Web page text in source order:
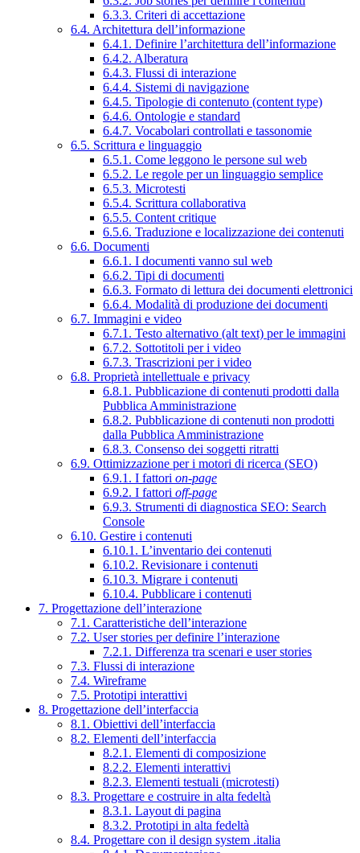
6.3.3. Criteri di accettazione
6.4. Architettura dell’informazione
6.4.1. Definire l’architettura dell’informazione
6.4.2. Alberatura
6.4.3. Flussi di interazione
6.4.4. Sistemi di navigazione
6.4.5. Tipologie di contenuto (content type)
6.4.6. Ontologie e standard
6.4.7. Vocabolari controllati e tassonomie
6.5. Scrittura e linguaggio
6.5.1. Come leggono le persone sul web
6.5.2. Le regole per un linguaggio semplice
6.5.3. Microtesti
6.5.4. Scrittura collaborativa
6.5.5. Content critique
6.5.6. Traduzione e localizzazione dei contenuti
6.6. Documenti
6.6.1. I documenti vanno sul web
6.6.2. Tipi di documenti
6.6.3. Formato di lettura dei documenti elettronici
6.6.4. Modalità di produzione dei documenti
6.7. Immagini e video
6.7.1. Testo alternativo (alt text) per le immagini
6.7.2. Sottotitoli per i video
6.7.3. Trascrizioni per i video
6.8. Proprietà intellettuale e privacy
6.8.1. Pubblicazione di contenuti prodotti dalla
Pubblica Amministrazione
6.8.2. Pubblicazione di contenuti non prodotti
dalla Pubblica Amministrazione
6.8.3. Consenso dei soggetti ritratti
6.9. Ottimizzazione per i motori di ricerca (SEO)
6.9.1. I fattori on-page
6.9.2. I fattori off-page
6.9.3. Strumenti di diagnostica SEO: Search
Console
6.10. Gestire i contenuti
6.10.1. L’inventario dei contenuti
6.10.2. Revisionare i contenuti
6.10.3. Migrare i contenuti
6.10.4. Pubblicare i contenuti
7. Progettazione dell’interazione
7.1. Caratteristiche dell’interazione
7.2. User stories per definire l’interazione
7.2.1. Differenza tra scenari e user stories
7.3. Flussi di interazione
7.4. Wireframe
7.5. Prototipi interattivi
8. Progettazione dell’interfaccia
8.1. Obiettivi dell’interfaccia
8.2. Elementi dell’interfaccia
8.2.1. Elementi di composizione
8.2.2. Elementi interattivi
8.2.3. Elementi testuali (microtesti)
8.3. Progettare e costruire in alta fedeltà
8.3.1. Layout di pagina
8.3.2. Prototipi in alta fedeltà
8.4. Progettare con il design system .italia